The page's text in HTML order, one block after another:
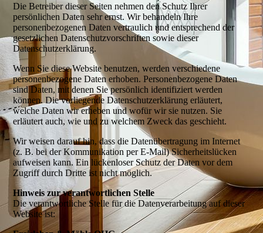
Die Betreiber dieser Seiten nehmen den Schutz Ihrer
persönlichen Daten sehr ernst. Wir behandeln Ihre
personenbezogenen Daten vertraulich und entsprechend der
gesetzlichen Datenschutzvorschriften sowie dieser
Datenschutzerklärung.
Wenn Sie diese Website benutzen, werden verschiedene
personenbezogene Daten erhoben. Personenbezogene Daten
sind Daten, mit denen Sie persönlich identifiziert werden
können. Die vorliegende Datenschutzerklärung erläutert,
welche Daten wir erheben und wofür wir sie nutzen. Sie
erläutert auch, wie und zu welchem Zweck das geschieht.
Wir weisen darauf hin, dass die Datenübertragung im Internet
(z. B. bei der Kommunikation per E-Mail) Sicherheitslücken
aufweisen kann. Ein lückenloser Schutz der Daten vor dem
Zugriff durch Dritte ist nicht möglich.
Hinweis zur verantwortlichen Stelle
Die verantwortliche Stelle für die Datenverarbeitung auf dieser
Website ist: